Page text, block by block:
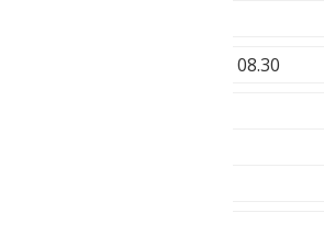
08.30